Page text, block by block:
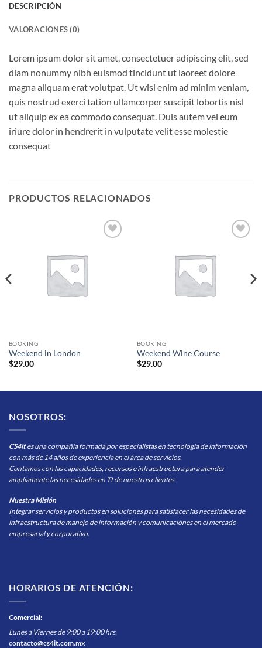
DESCRIPCIÓN
VALORACIONES (0)
Lorem ipsum dolor sit amet, consectetuer adipiscing elit, sed
diam nonummy nibh euismod tincidunt ut laoreet dolore
magna aliquam erat volutpat. Ut wisi enim ad minim veniam,
quis nostrud exerci tation ullamcorper suscipit lobortis nisl
ut aliquip ex ea commodo consequat. Duis autem vel eum
iriure dolor in hendrerit in vulputate velit esse molestie
consequat
PRODUCTOS RELACIONADOS
BOOKING
Weekend in London
$29.00
BOOKING
Weekend Wine Course
$29.00
NOSOTROS:
CS4ites una compañía formada por especialistas en tecnología de información
con más de 14 años de experiencia en el área de servicios.
Contamos con las capacidades, recursos e infraestructura para atender
ampliamente las necesidades en TI de nuestros clientes.
Nuestra Misión
Integrar servicios y productos en soluciones para satisfacer las necesidades de
infraestructura de manejo de información y comunicaciónes en el mercado
empresarial y corporativo.
HORARIOS DE ATENCIÓN:
Comercial:
Lunes a Viernes de 9:00 a 19:00 hrs.
contacto@cs4it.com.mx